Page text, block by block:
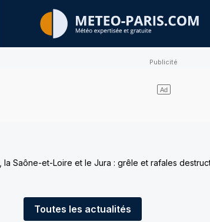
expertisés
Saône-et-Loire et le Jura : grêle et rafales
Toutes les actualités